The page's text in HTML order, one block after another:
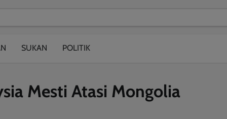
SUKAN POLITIK
Mesti Atasi Mongolia